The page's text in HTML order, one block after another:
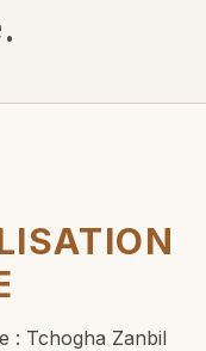
: Tchogha Zanbil